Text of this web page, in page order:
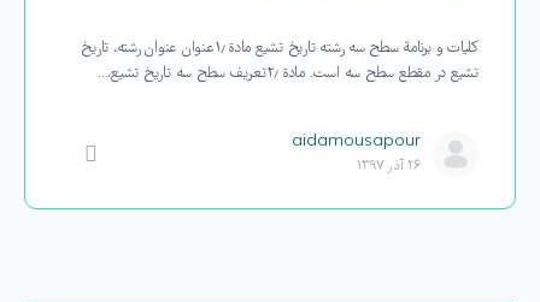
كلیات و برنامة سطح سه رشته تاریخ تشیع مادة ۱٫عنوان عنوان رشته، تاریخ
تشیع در مقطع سطح سه است. مادة ۲٫تعریف سطح سه تاریخ تشیع،…
aidamousapour
۲۶ آذر ۱۳۹۷